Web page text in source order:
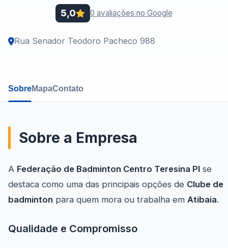
5,0 0 avaliações no Google
Rua Senador Teodoro Pacheco 988
SobreMapaContato
Sobre a Empresa
A Federação de Badminton Centro Teresina PI se
destaca como uma das principais opções de Clube de
badminton para quem mora ou trabalha em Atibaia.
Qualidade e Compromisso